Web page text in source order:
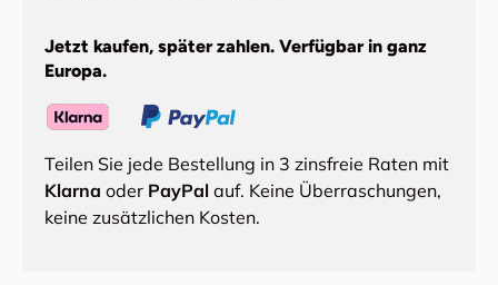
Jetzt kaufen, später zahlen. Verfügbar in ganz
Europa.
Teilen Sie jede Bestellung in 3 zinsfreie Raten mit
Klarna oder PayPal auf. Keine Überraschungen,
keine zusätzlichen Kosten.